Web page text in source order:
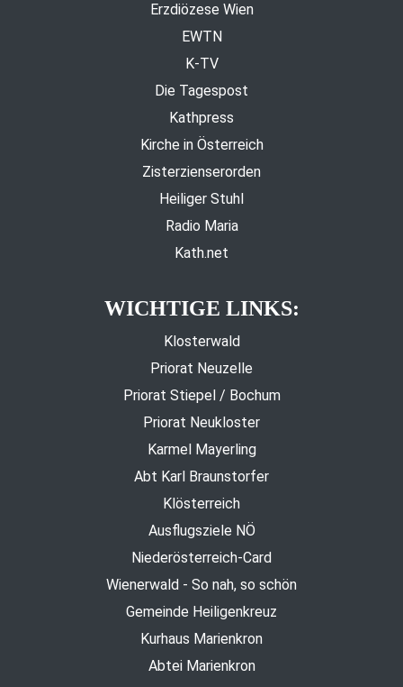
Erzdiözese Wien
EWTN
K-TV
Die Tagespost
Kathpress
Kirche in Österreich
Zisterzienserorden
Heiliger Stuhl
Radio Maria
Kath.net
WICHTIGE LINKS:
Klosterwald
Priorat Neuzelle
Priorat Stiepel / Bochum
Priorat Neukloster
Karmel Mayerling
Abt Karl Braunstorfer
Klösterreich
Ausflugsziele NÖ
Niederösterreich-Card
Wienerwald - So nah, so schön
Gemeinde Heiligenkreuz
Kurhaus Marienkron
Abtei Marienkron